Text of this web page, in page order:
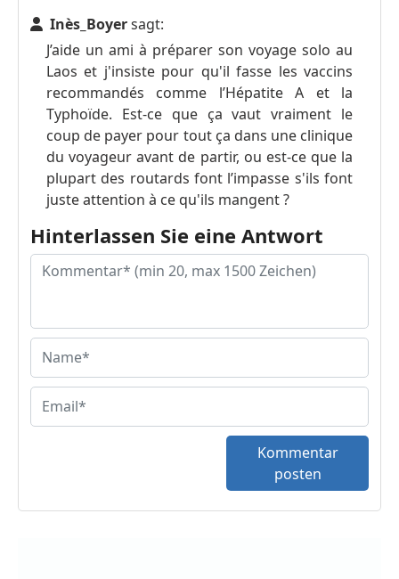
Inès_Boyersagt:
J’aide un ami à préparer son voyage solo au
Laos et j'insiste pour qu'il fasse les vaccins
recommandés comme l’Hépatite A et la
Typhoïde. Est-ce que ça vaut vraiment le
coup de payer pour tout ça dans une clinique
du voyageur avant de partir, ou est-ce que la
plupart des routards font l’impasse s'ils font
juste attention à ce qu'ils mangent ?
Hinterlassen Sie eine Antwort
Kommentar
posten